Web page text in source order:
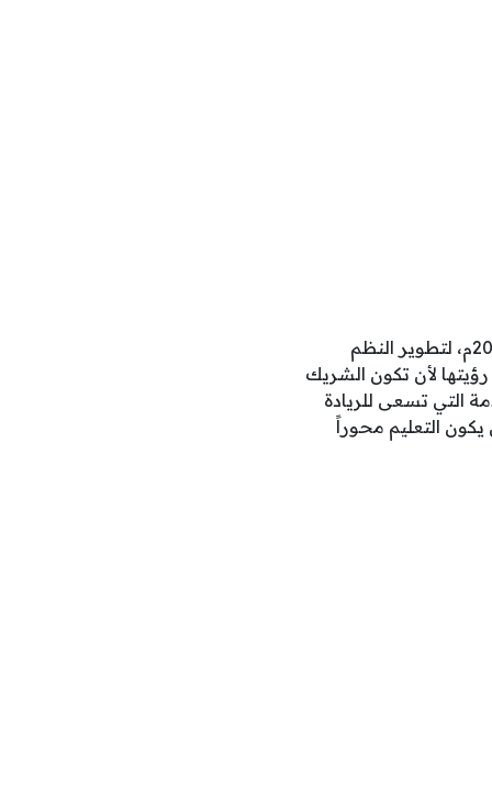
تأسست شركة التعليمية – المملوكة بالكامل لصندوق الاستثمارات العامة – في 18 مايو 2012م، لتطوير النظم
لأن تكون الشريك
التي تسعى للريادة
التعليم محوراً